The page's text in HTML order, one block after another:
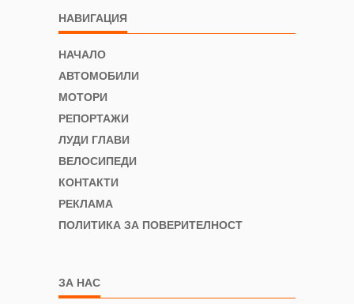
НАВИГАЦИЯ
НАЧАЛО
АВТОМОБИЛИ
МОТОРИ
РЕПОРТАЖИ
ЛУДИ ГЛАВИ
ВЕЛОСИПЕДИ
КОНТАКТИ
РЕКЛАМА
ПОЛИТИКА ЗА ПОВЕРИТЕЛНОСТ
ЗА НАС